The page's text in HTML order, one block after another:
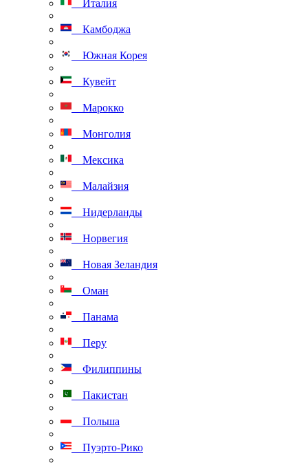
Италия
Камбоджа
Южная Корея
Кувейт
Марокко
Монголия
Мексика
Малайзия
Нидерланды
Норвегия
Новая Зеландия
Оман
Панама
Перу
Филиппины
Пакистан
Польша
Пуэрто-Рико